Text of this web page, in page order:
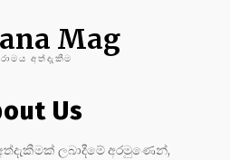
Mag
අත්දැකීම
Us
ලබාදීමේ අරමුණෙන්,